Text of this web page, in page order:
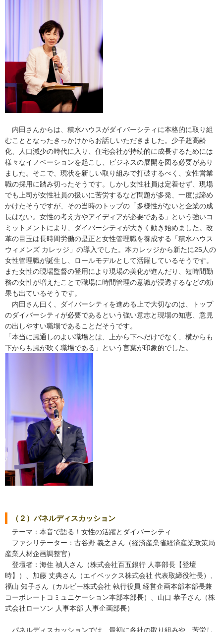
内田さんからは、積水ハウスがダイバーシティに本格的に取り組
むこととなったきっかけからお話しいただきました。少子超高齢
化、人口減少の時代に入り、住宅会社が持続的に成長するためには
様々なイノベーションを起こし、ビジネスの展開を図る必要があり
ました。そこで、現状を新しい取り組みで打破するべく、女性営業
職の採用に踏み切ったそうです。しかし女性社員は定着せず、現場
でも上司が女性社員の扱いに苦労するなど問題が多発、一度は諦め
かけたそうですが、その当時のトップの「多様性がないと企業の成
長はない。女性の考え方やアイディアが必要である」という強いコ
ミットメントにより、ダイバーシティが大きく動き始めました。改
革の目玉は長時間労働の是正と女性管理職を養成する「積水ハウス
ウィメンズ カレッジ」の導入でした。本カレッジから新たに25人の
女性管理職が誕生し、ロールモデルとして活躍しているそうです。
また女性の現場監督の登用により現場の美化が進んだり、短時間勤
務の女性が増えたことで職場に時間管理の意識が浸透するなどの効
果も出ているそうです。
内田さん曰く、ダイバーシティを進める上で大切なのは、トップ
のダイバーシティが必要であるという強い意志と現場の知恵、意見
の出しやすい職場であることだそうです。
「本当に風通しのよい職場とは、上から下へだけでなく、横からも
下からも風が吹く職場である」という言葉が印象的でした。
（２）パネルディスカッション
テーマ：本音で語る！女性の活躍とダイバーシティ
ファシリテーター：古谷野 義之さん（経済産業省経済産業政策局
産業人材企画調整官）
登壇者：海住 禎人さん（株式会社百五銀行 人事部長【登壇
時】）、加藤 丈典さん（エイベックス株式会社 代表取締役社長）、
福山 知子さん（カルビー株式会社 執行役員 経営企画本部本部長兼
コーポレートコミュニケーション本部本部長）、山口 恭子さん（株
式会社ローソン 人事本部 人事企画部長）
パネルディスカッションでは、最初に各社の取り組みや、苦労し